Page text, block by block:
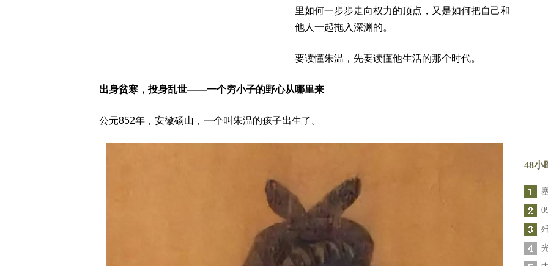
里如何一步步走向权力的顶点，又是如何把自己和
他人一起拖入深渊的。
要读懂朱温，先要读懂他生活的那个时代。
出身贫寒，投身乱世——一个穷小子的野心从哪里来
公元852年，安徽砀山，一个叫朱温的孩子出生了。
48小